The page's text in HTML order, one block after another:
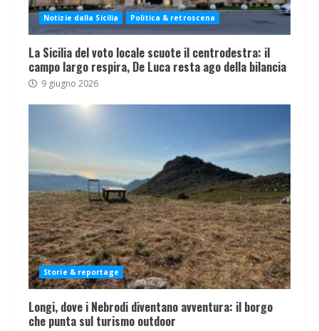
Notizie dalla Sicilia Politica & retroscena
La Sicilia del voto locale scuote il centrodestra: il
campo largo respira, De Luca resta ago della bilancia
9 giugno 2026
Storie & reportage
Longi, dove i Nebrodi diventano avventura: il borgo
che punta sul turismo outdoor